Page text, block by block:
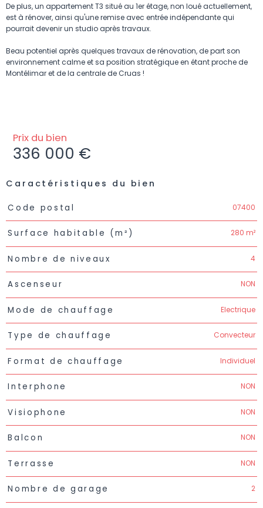
De plus, un appartement T3 situé au 1er étage, non loué actuellement,
est à rénover, ainsi qu'une remise avec entrée indépendante qui
pourrait devenir un studio après travaux.
Beau potentiel après quelques travaux de rénovation, de part son
environnement calme et sa position stratégique en étant proche de
Montélimar et de la centrale de Cruas !
Prix du bien
336 000 €
Caractéristiques du bien
Caractéristiques Valeurs
Code postal 07400
Surface habitable (m²) 280 m²
Nombre de niveaux 4
Ascenseur NON
Mode de chauffage Electrique
Type de chauffage Convecteur
Format de chauffage Individuel
Interphone NON
Visiophone NON
Balcon NON
Terrasse NON
Nombre de garage 2